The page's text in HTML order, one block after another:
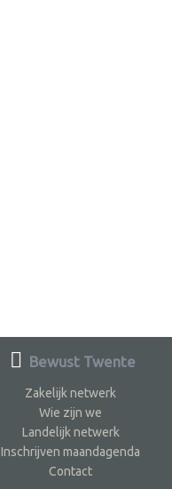
Bewust Twente
Zakelijk netwerk
Wie zijn we
Landelijk netwerk
Inschrijven maandagenda
Contact